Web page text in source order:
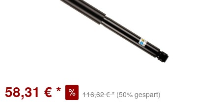
58,31 € * 116,62 € * (50% gespart)